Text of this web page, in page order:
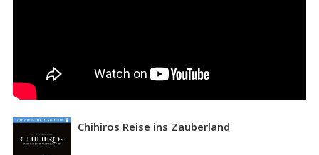
Chihiros Reise ins Zauberland